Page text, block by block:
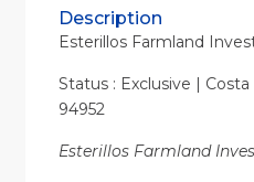
Description
Esterillos Farmland
Status : Exclusive |
94952
Esterillos Farmland